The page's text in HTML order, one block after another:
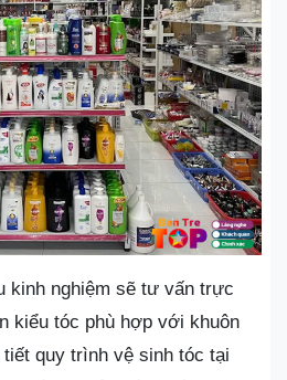
kinh nghiệm sẽ tư vấn trực
kiểu tóc phù hợp với khuôn
quy trình vệ sinh tóc tại